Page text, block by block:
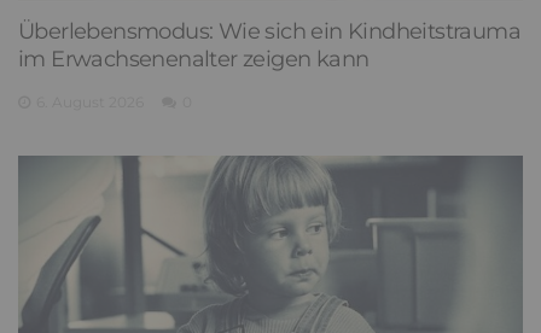
Überlebensmodus: Wie sich ein Kindheitstrauma
im Erwachsenenalter zeigen kann